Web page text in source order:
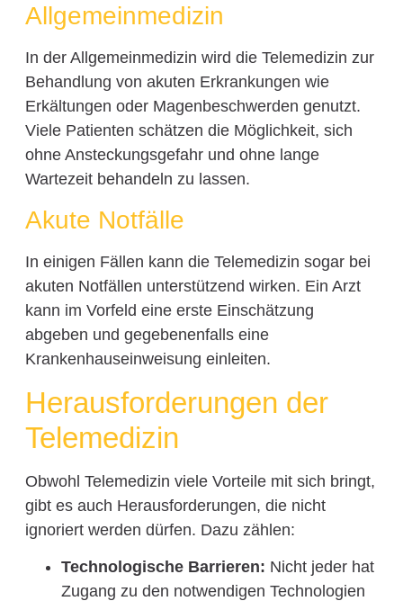
Allgemeinmedizin
In der Allgemeinmedizin wird die Telemedizin zur
Behandlung von akuten Erkrankungen wie
Erkältungen oder Magenbeschwerden genutzt.
Viele Patienten schätzen die Möglichkeit, sich
ohne Ansteckungsgefahr und ohne lange
Wartezeit behandeln zu lassen.
Akute Notfälle
In einigen Fällen kann die Telemedizin sogar bei
akuten Notfällen unterstützend wirken. Ein Arzt
kann im Vorfeld eine erste Einschätzung
abgeben und gegebenenfalls eine
Krankenhauseinweisung einleiten.
Herausforderungen der
Telemedizin
Obwohl Telemedizin viele Vorteile mit sich bringt,
gibt es auch Herausforderungen, die nicht
ignoriert werden dürfen. Dazu zählen:
Technologische Barrieren: Nicht jeder hat
Zugang zu den notwendigen Technologien